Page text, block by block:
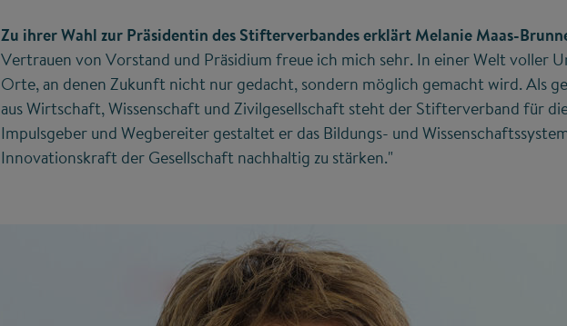
Zu ihrer Wahl zur Präsidentin des Stifterverbandes erklärt Melanie Maas-
Vertrauen von Vorstand und Präsidium freue ich mich sehr. In einer Welt voller
Orte, an denen Zukunft nicht nur gedacht, sondern möglich gemacht wird. Als
aus Wirtschaft, Wissenschaft und Zivilgesellschaft steht der Stifterverband für
Impulsgeber und Wegbereiter gestaltet er das Bildungs- und
Innovationskraft der Gesellschaft nachhaltig zu stärken."